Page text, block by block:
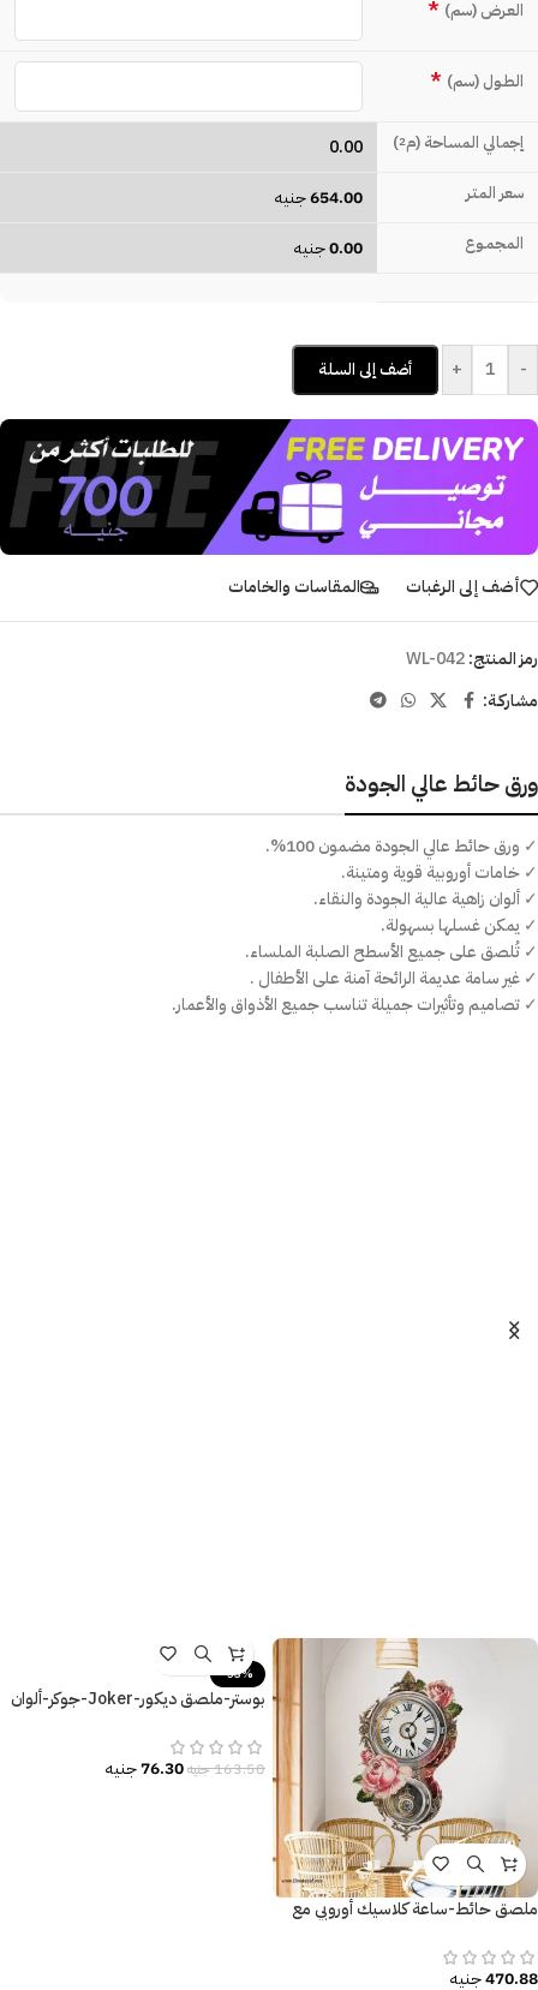
العـرض (سم) *
الطـول (سم) *
إجمالي المساحة (م2
)
0.00
سعر المتـر 654.00جنيه
المجمـوع 0.00جنيه
-
+ أضف إلى السلة
أضف إلى الرغبات المقاسات والخامات
رمز المنتج:WL-042
مشاركـة:
ورق حائط عالي الجودة
✓ ورق حائط عالي الجودة مضمون 100%.
✓ خامات أوروبية قوية ومتينة.
✓ ألوان زاهية عالية الجودة والنقاء.
✓ يمكن غسلها بسهولة.
✓ تُلصق على جميع الأسطح الصلبة الملساء.
✓ غير سامة عديمة الرائحة آمنة على الأطفال .
✓ تصاميم وتأثيرات جميلة تناسب جميع الأذواق والأعمار.
ملصق حائط-ساعة كلاسيك أوروبي مع
470.88جنيه
-53%
بوستر-ملصق ديكور-Joker-جوكر-ألوان
163.50جنيه76.30جنيه